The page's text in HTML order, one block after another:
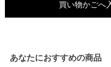
あなたにおすすめの商品